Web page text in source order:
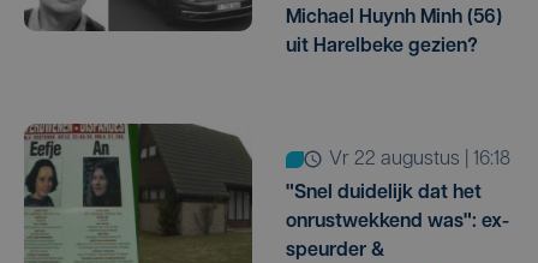
Michael Huynh Minh (56)
uit Harelbeke gezien?
vr 22 augustus | 16:18
"Snel duidelijk dat het
onrustwekkend was": ex-
speurder &